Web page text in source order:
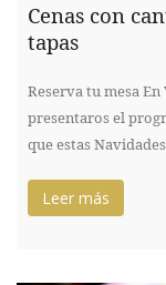
Cenas con
tapas
Reserva tu mesa
presentaros el
que estas
Leer más